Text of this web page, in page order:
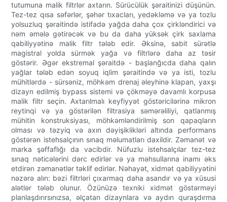
tutumuna malik filtrlər axtarın. Sürücülük şəraitinizi düşünün.
Tez-tez qısa səfərlər, şəhər tıxacları, yedəkləmə və ya tozlu
yolsuzluq şəraitində istifadə yağda daha çox çirkləndirici və
nəm əmələ gətirəcək və bu da daha yüksək çirk saxlama
qabiliyyətinə malik filtr tələb edir. Əksinə, sabit sürətlə
magistral yolda sürmək yağa və filtrlərə daha az təsir
göstərir. Əgər ekstremal şəraitdə - başlanğıcda daha qalın
yağlar tələb edən soyuq iqlim şəraitində və ya isti, tozlu
mühitlərdə - sürsəniz, möhkəm drenaj əleyhinə klapan, yaxşı
dizayn edilmiş bypass sistemi və çökməyə davamlı korpusa
malik filtr seçin. Axtarılmalı keyfiyyət göstəricilərinə mikron
reytinqi və ya göstərilən filtrasiya səmərəliliyi, qatlanmış
mühitin konstruksiyası, möhkəmləndirilmiş son qapaqların
olması və təzyiq və axın dəyişiklikləri altında performans
göstərən istehsalçının sınaq məlumatları daxildir. Zəmanət və
marka şəffaflığı da vacibdir. Nüfuzlu istehsalçılar tez-tez
sınaq nəticələrini dərc edirlər və ya məhsullarına inamı əks
etdirən zəmanətlər təklif edirlər. Nəhayət, xidmət qabiliyyətini
nəzərə alın: bəzi filtrləri çıxarmaq daha asandır və ya xüsusi
alətlər tələb olunur. Özünüzə texniki xidmət göstərməyi
planlaşdırırsınızsa, əlçatan dizaynlara və aydın quraşdırma